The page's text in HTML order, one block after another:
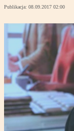
Publikacja: 08.09.2017 02:00